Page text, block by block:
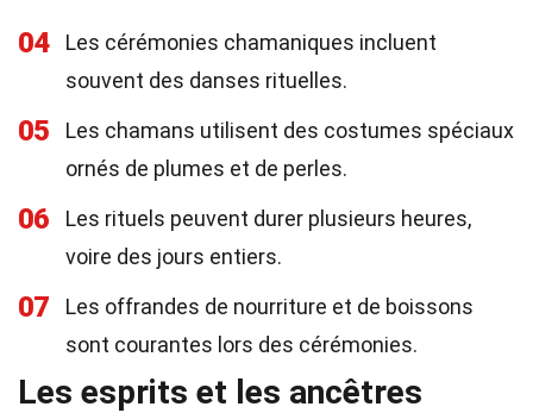
04
Les cérémonies chamaniques incluent
souvent des danses rituelles.
05
Les chamans utilisent des costumes spéciaux
ornés de plumes et de perles.
06
Les rituels peuvent durer plusieurs heures,
voire des jours entiers.
07
Les offrandes de nourriture et de boissons
sont courantes lors des cérémonies.
Les esprits et les ancêtres